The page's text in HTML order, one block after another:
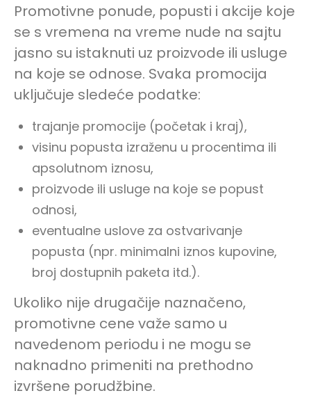
Promotivne ponude, popusti i akcije koje
se s vremena na vreme nude na sajtu
jasno su istaknuti uz proizvode ili usluge
na koje se odnose. Svaka promocija
uključuje sledeće podatke:
trajanje promocije (početak i kraj),
visinu popusta izraženu u procentima ili
apsolutnom iznosu,
proizvode ili usluge na koje se popust
odnosi,
eventualne uslove za ostvarivanje
popusta (npr. minimalni iznos kupovine,
broj dostupnih paketa itd.).
Ukoliko nije drugačije naznačeno,
promotivne cene važe samo u
navedenom periodu i ne mogu se
naknadno primeniti na prethodno
izvršene porudžbine.